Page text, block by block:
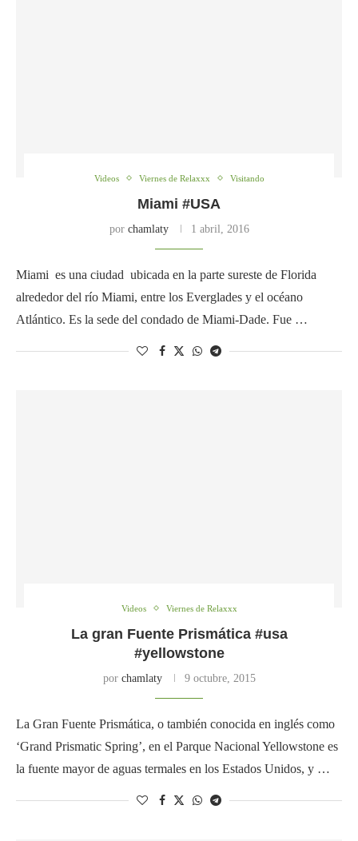
Videos Viernes de Relaxxx Visitando
Miami #USA
por chamlaty 1 abril, 2016
Miami es una ciudad ubicada en la parte sureste de Florida
alrededor del río Miami, entre los Everglades y el océano
Atlántico. Es la sede del condado de Miami-Dade. Fue …
Videos Viernes de Relaxxx
La gran Fuente Prismática #usa
#yellowstone
por chamlaty 9 octubre, 2015
La Gran Fuente Prismática, o también conocida en inglés como
‘Grand Prismatic Spring’, en el Parque Nacional Yellowstone es
la fuente mayor de aguas termales en los Estados Unidos, y …